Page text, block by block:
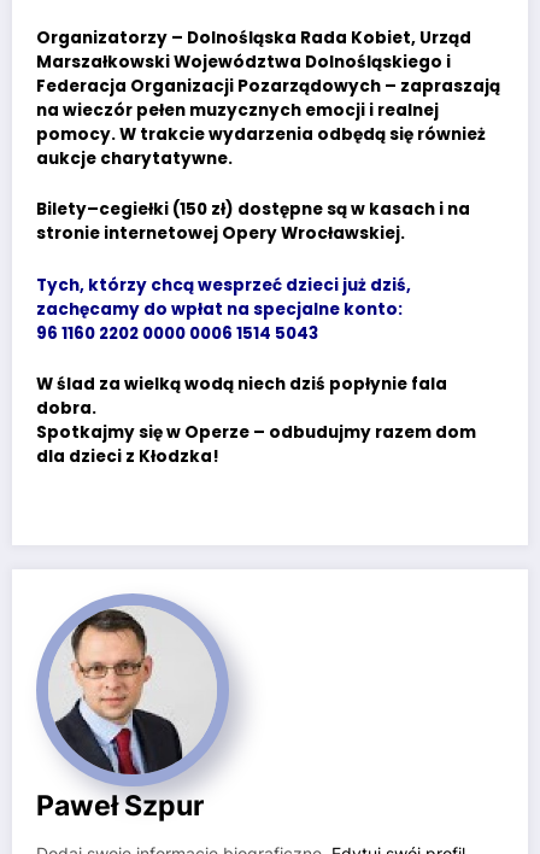
Organizatorzy – Dolnośląska Rada Kobiet, Urząd
Marszałkowski Województwa Dolnośląskiego i
Federacja Organizacji Pozarządowych – zapraszają
na wieczór pełen muzycznych emocji i realnej
pomocy. W trakcie wydarzenia odbędą się również
aukcje charytatywne.
Bilety–cegiełki (150 zł) dostępne są w kasach i na
stronie internetowej Opery Wrocławskiej.
Tych, którzy chcą wesprzeć dzieci już dziś,
zachęcamy do wpłat na specjalne konto:
96 1160 2202 0000 0006 1514 5043
W ślad za wielką wodą niech dziś popłynie fala
dobra.
Spotkajmy się w Operze – odbudujmy razem dom
dla dzieci z Kłodzka!
Paweł Szpur